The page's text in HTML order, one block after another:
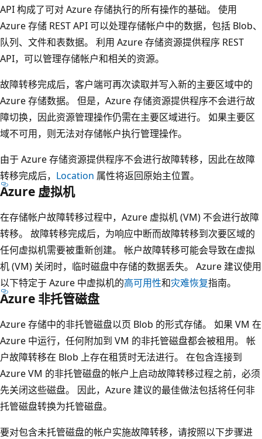
API 构成了可对 Azure 存储执行的所有操作的基础。 使用
Azure 存储 REST API 可以处理存储帐户中的数据，包括 Blob、
队列、文件和表数据。 利用 Azure 存储资源提供程序 REST
API，可以管理存储帐户和相关的资源。
故障转移完成后，客户端可再次读取并写入新的主要区域中的
Azure 存储数据。 但是，Azure 存储资源提供程序不会进行故
障切换，因此资源管理操作仍需在主要区域进行。 如果主要区
域不可用，则无法对存储帐户执行管理操作。
由于 Azure 存储资源提供程序不会进行故障转移，因此在故障
转移完成后， Location 属性将返回原始主位置。
Azure 虚拟机
在存储帐户故障转移过程中，Azure 虚拟机 (VM) 不会进行故障
转移。 故障转移完成后，为响应中断而故障转移到次要区域的
任何虚拟机需要被重新创建。 帐户故障转移可能会导致在虚拟
机 (VM) 关闭时，临时磁盘中存储的数据丢失。 Azure 建议使用
以下特定于 Azure 中虚拟机的高可用性和灾难恢复指南。
Azure 非托管磁盘
Azure 存储中的非托管磁盘以页 Blob 的形式存储。 如果 VM 在
Azure 中运行，任何附加到 VM 的非托管磁盘都会被租用。 帐
户故障转移在 Blob 上存在租赁时无法进行。 在包含连接到
Azure VM 的非托管磁盘的帐户上启动故障转移过程之前，必须
先关闭这些磁盘。 因此，Azure 建议的最佳做法包括将任何非
托管磁盘转换为托管磁盘。
要对包含未托管磁盘的帐户实施故障转移，请按照以下步骤进